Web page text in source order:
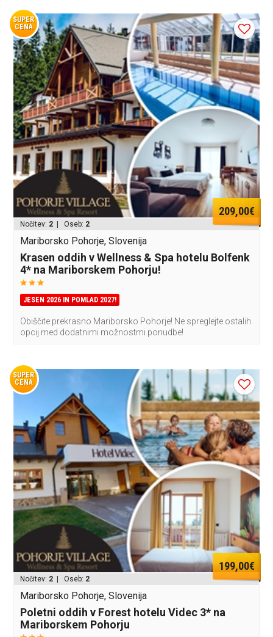
SUPER
CENA
209,00€
Nočitev: 2 | Oseb: 2
Mariborsko Pohorje, Slovenija
Krasen oddih v Wellness & Spa hotelu Bolfenk
4* na Mariborskem Pohorju!
JESEN 2026 IN POMLAD 2027!
Obiščite prekrasno Mariborsko Pohorje! Ne spreglejte ostalih
opcij med dodatnimi možnostmi ponudbe!
SUPER
CENA
199,00€
Nočitev: 2 | Oseb: 2
Mariborsko Pohorje, Slovenija
Poletni oddih v Forest hotelu Videc 3* na
Mariborskem Pohorju